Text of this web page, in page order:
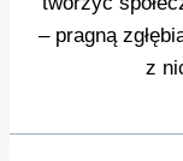
– pragną
z